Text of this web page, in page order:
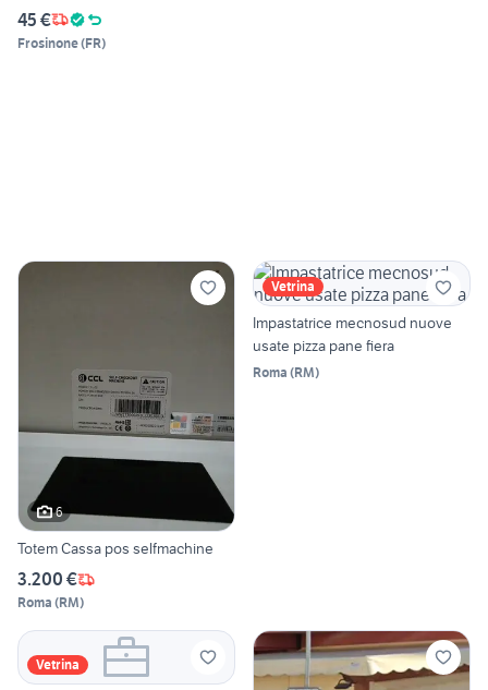
45 €
Frosinone(FR)
6
Totem Cassa pos selfmachine
3.200 €
Roma (RM)
Vetrina
Impastatrice mecnosud nuove
usate pizza pane fiera
Roma (RM)
Vetrina